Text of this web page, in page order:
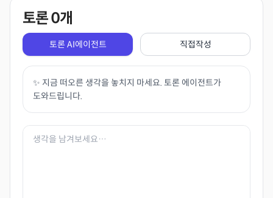
토론0개
토론 AI에이전트 직접작성
✨ 지금 떠오른 생각을 놓치지 마세요. 토론 에이전트가
도와드립니다.